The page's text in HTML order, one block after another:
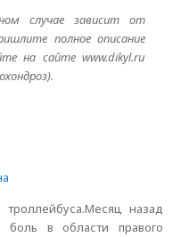
случае зависит от
полное описание
на сайте www.dikyl.ru
назад
боль в области правого